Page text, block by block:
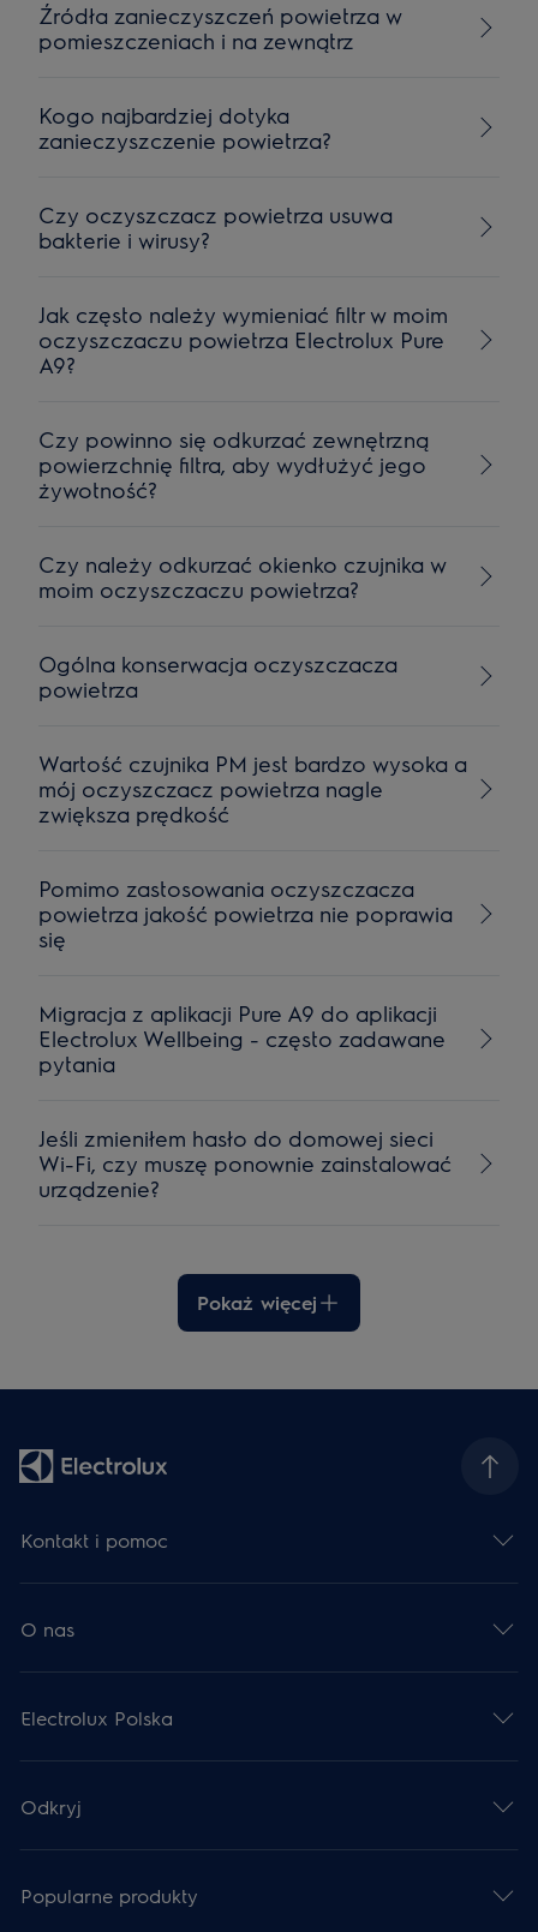
Źródła zanieczyszczeń powietrza w
pomieszczeniach i na zewnątrz
Kogo najbardziej dotyka
zanieczyszczenie powietrza?
Czy oczyszczacz powietrza usuwa
bakterie i wirusy?
Jak często należy wymieniać filtr w moim
oczyszczaczu powietrza Electrolux Pure
A9?
Czy powinno się odkurzać zewnętrzną
powierzchnię filtra, aby wydłużyć jego
żywotność?
Czy należy odkurzać okienko czujnika w
moim oczyszczaczu powietrza?
Ogólna konserwacja oczyszczacza
powietrza
Wartość czujnika PM jest bardzo wysoka a
mój oczyszczacz powietrza nagle
zwiększa prędkość
Pomimo zastosowania oczyszczacza
powietrza jakość powietrza nie poprawia
się
Migracja z aplikacji Pure A9 do aplikacji
Electrolux Wellbeing - często zadawane
pytania
Jeśli zmieniłem hasło do domowej sieci
Wi-Fi, czy muszę ponownie zainstalować
urządzenie?
Pokaż więcej
Kontakt i pomoc
O nas
Electrolux Polska
Odkryj
Popularne produkty